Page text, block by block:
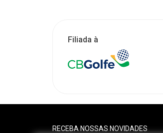
Filiada à
RECEBA NOSSAS NOVIDADES